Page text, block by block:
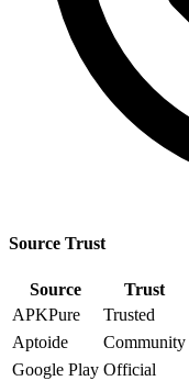
Source Trust
Source Trust
APKPure
Trusted
Aptoide
Community
Google Play Official